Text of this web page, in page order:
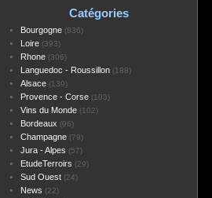
Catégories
Bourgogne(836)
Loire(393)
Rhone(306)
Languedoc - Roussillon(188)
Alsace(139)
Provence - Corse(103)
Vins du Monde(102)
Bordeaux (96)
Champagne(79)
Jura - Alpes (57)
EtudeTerroirs (29)
Sud Ouest(24)
News (22)